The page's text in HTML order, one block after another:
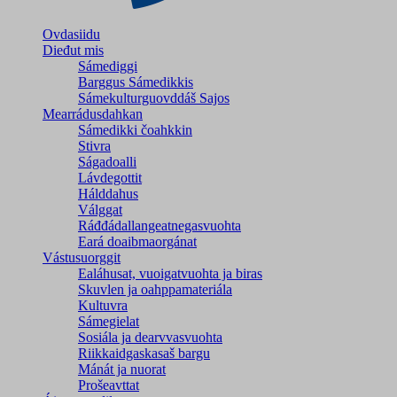
Ovdasiidu
Dieđut mis
Sámediggi
Barggus Sámedikkis
Sámekulturguovddáš Sajos
Mearrádusdahkan
Sámedikki čoahkkin
Stivra
Ságadoalli
Lávdegottit
Hálddahus
Válggat
Ráđđádallangeatnegas­vuohta
Eará doaibmaorgánat
Vástusuorggit
Ealáhusat, vuoigatvuohta ja biras
Skuvlen ja oahppamateriála
Kultuvra
Sámegielat
Sosiála ja dearvvasvuohta
Riikkaidgaskasaš bargu
Mánát ja nuorat
Prošeavttat